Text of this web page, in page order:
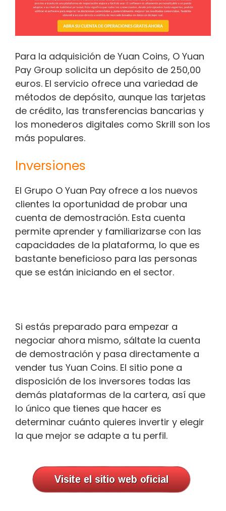
Para la adquisición de Yuan Coins, O Yuan
Pay Group solicita un depósito de 250,00
euros. El servicio ofrece una variedad de
métodos de depósito, aunque las tarjetas
de crédito, las transferencias bancarias y
los monederos digitales como Skrill son los
más populares.
Inversiones
El Grupo O Yuan Pay ofrece a los nuevos
clientes la oportunidad de probar una
cuenta de demostración. Esta cuenta
permite aprender y familiarizarse con las
capacidades de la plataforma, lo que es
bastante beneficioso para las personas
que se están iniciando en el sector.
Si estás preparado para empezar a
negociar ahora mismo, sáltate la cuenta
de demostración y pasa directamente a
vender tus Yuan Coins. El sitio pone a
disposición de los inversores todas las
demás plataformas de la cartera, así que
lo único que tienes que hacer es
determinar cuánto quieres invertir y elegir
la que mejor se adapte a tu perfil.